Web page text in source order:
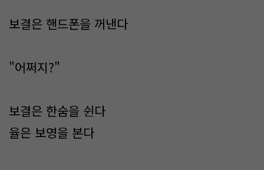
보결은 핸드폰을 꺼낸다
"어쩌지?"
보결은 한숨을 쉰다
율은 보영을 본다